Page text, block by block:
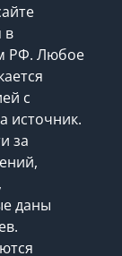
в
РФ. Любое
с
источник.
за
даны